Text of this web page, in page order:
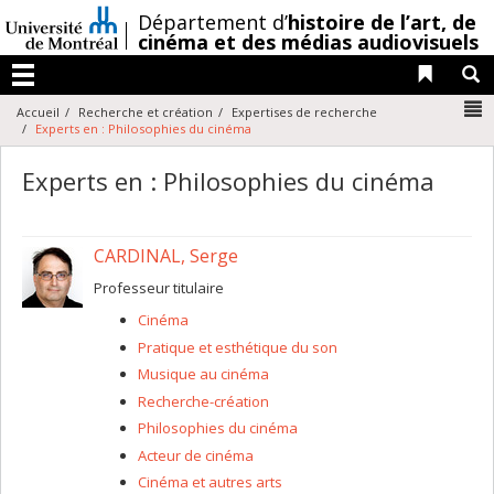
au
contenu
/Département d’histoire de l’art, de
cinéma et des médias audiovisuels
Menu
Liens
Accueil Recherche et création
Expertises de recherche
Experts en : Philosophies du cinéma
Experts en : Philosophies du cinéma
CARDINAL, Serge
Professeur titulaire
Cinéma
Pratique et esthétique du son
Musique au cinéma
Recherche-création
Philosophies du cinéma
Acteur de cinéma
Cinéma et autres arts